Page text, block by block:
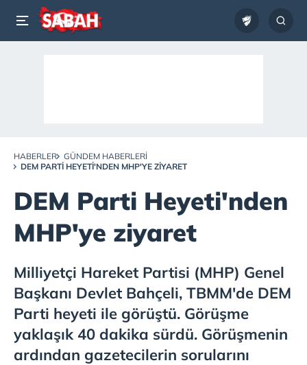
HABERLER
GÜNDEM HABERLERI
DEM PARTI HEYETI'NDEN MHP'YE ZIYARET
DEM Parti Heyeti'nden
MHP'ye ziyaret
Milliyetçi Hareket Partisi (MHP) Genel
Başkanı Devlet Bahçeli, TBMM'de DEM
Parti heyeti ile görüştü. Görüşme
yaklaşık 40 dakika sürdü. Görüşmenin
ardından gazetecilerin sorularını